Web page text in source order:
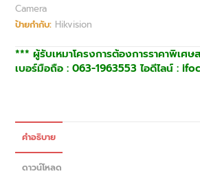
Camera
ป้ายกำกับ: Hikvision
*** ผู้รับเหมาโครงการต้องการราคาพิเศ
เบอร์มือถือ : 063-1963553 ไอดีไลน์ :
คำอธิบาย
ดาวน์โหลด